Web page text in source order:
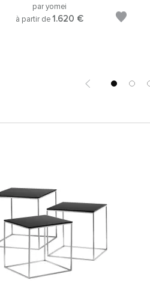
par yomei
à partir de 1.620 €